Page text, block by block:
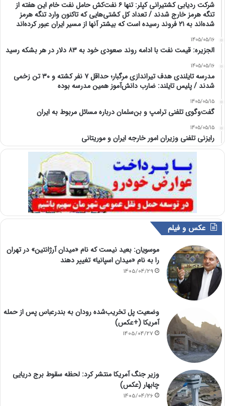
شرکت ردیابی کشتیرانی کپلر: تنها ۶ نفت‌کش حامل نفت خام این هفته از
تنگه هرمز خارج شدند / تعداد کل کشتی‌هایی که تاکنون وارد تنگه هرمز
شده‌اند به ۲۱ فروند رسیده است که بیشتر آنها از مسیر ایران عبور کرده‌اند
1405/05/16
الجزیره: قیمت نفت با ادامه روند صعودی خود به ۸۳ دلار در هر بشکه رسید
1405/05/16
مدرسه تایلندی هدف تیراندازی مرگبار؛ حداقل ۷ نفر کشته و ۳۰ تن زخمی
شدند / پلیس تایلند: ضارب دانش‌آموز همین مدرسه بوده
1405/05/15
گفت‌وگوی تلفنی ترامپ و بن‌سلمان درباره مسائل مربوط به ایران
1405/05/15
رایزنی تلفنی وزیران امور خارجه ایران و موریتانی
عکس و فیلم
موسویان: بعید نیست که نام «میدان آرژانتین» در تهران
را به نام «میدان اسپانیا» تغییر دهند
1405/04/29
وضعیت پل تخریب‌شده رودان به بندرعباس پس از حمله
آمریکا (+عکس)
1405/04/27
وزیر جنگ آمریکا منتشر کرد: لحظه سقوط برج دریایی
چابهار (عکس)
1405/04/26